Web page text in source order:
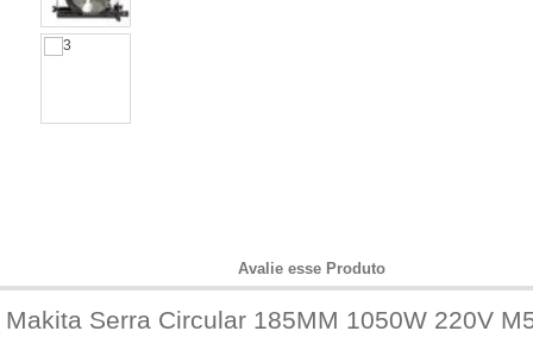
Avalie esse Produto
Makita Serra Circular 185MM 1050W 220V